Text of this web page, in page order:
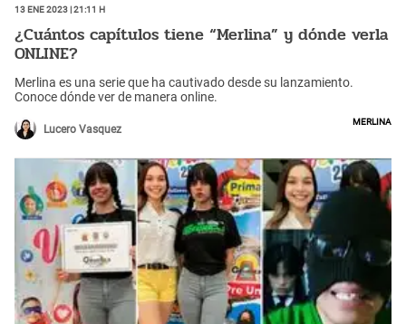
13 Ene 2023 | 21:11 h
¿Cuántos capítulos tiene “Merlina” y dónde verla
ONLINE?
Merlina es una serie que ha cautivado desde su lanzamiento.
Conoce dónde ver de manera online.
Lucero Vasquez
Merlina